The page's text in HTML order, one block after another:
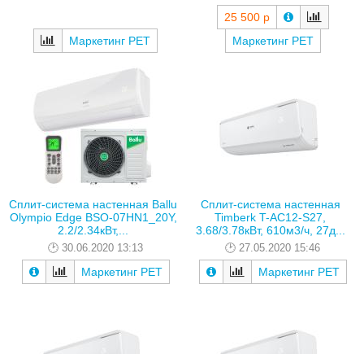
Маркетинг РЕТ
25 500 р
Маркетинг РЕТ
Сплит-система настенная Ballu
Olympio Edge BSO-07HN1_20Y,
2.2/2.34кВт,...
30.06.2020 13:13
Маркетинг РЕТ
Сплит-система настенная
Timberk T-AC12-S27,
3.68/3.78кВт, 610м3/ч, 27д...
27.05.2020 15:46
Маркетинг РЕТ